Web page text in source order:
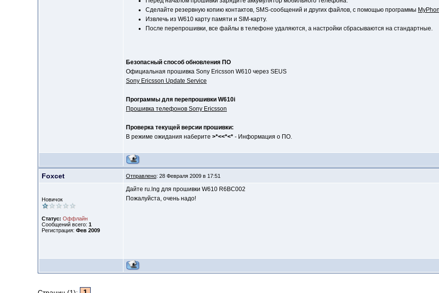
Сделайте резервную копию контактов, SMS-сообщений и других файлов, с помощью программы
Извлечь из W610 карту памяти и SIM-карту.
После перепрошивки, все файлы в телефоне удаляются, а настройки сбрасываются на стандартные.
Безопасный способ обновления ПО
Официальная прошивка Sony Ericsson W610 через SEUS
Sony Ericsson Update Service
Программы для перепрошивки W610i
Прошивка телефонов Sony Ericsson
Проверка текущей версии прошивки:
В режиме ожидания наберите >*<<*<* - Информация о ПО.
Foxcet Отправлено: 28 Февраля 2009 в 17:51
Новичок
Статус: Оффлайн
Сообщений всего: 1
Регистрация: Фев 2009
Дайте ru.lng для прошивки W610 R6BC002
Пожалуйста, очень надо!